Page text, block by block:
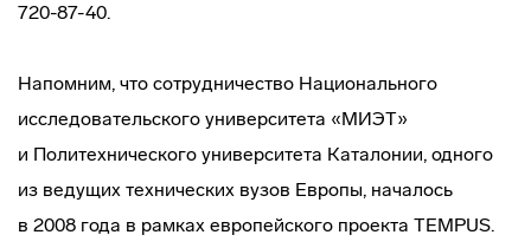
720-87-40.
Напомним, что сотрудничество Национального
исследовательского университета «МИЭТ»
и Политехнического университета Каталонии, одного
из ведущих технических вузов Европы, началось
в 2008 года в рамках европейского проекта TEMPUS.